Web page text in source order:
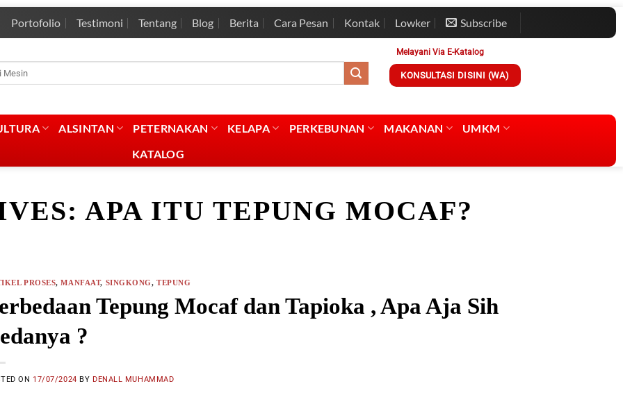
Portofolio Testimoni Tentang Blog Berita Cara Pesan Kontak Lowker Subscribe
Melayani Via E-Katalog
KONSULTASI DISINI (WA)
ALSINTAN PETERNAKAN KELAPA PERKEBUNAN MAKANAN
UMKM
KATALOG
APA ITU TEPUNG MOCAF?
PROSES,MANFAAT, SINGKONG,TEPUNG
Tepung Mocaf dan Tapioka , Apa Aja Sih
?
ON 17/07/2024 BY DENALL MUHAMMAD